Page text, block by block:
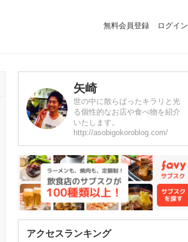
無料会員登録 ログイン
矢崎
世の中に散らばったキラリと光
る個性的なお店や食べ物を紹介
いたします。
http://asobigokoroblog.com/
アクセスランキング